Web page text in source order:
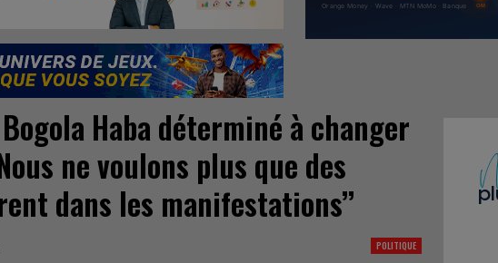
Haba déterminé à changer
ne voulons plus que des
dans les manifestations’’
POLITIQUE